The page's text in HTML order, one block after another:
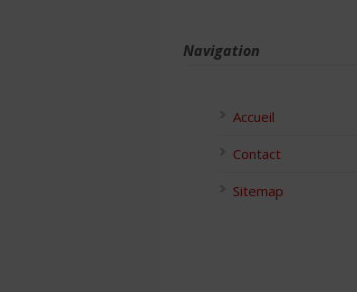
Navigation
Accueil
Contact
Sitemap